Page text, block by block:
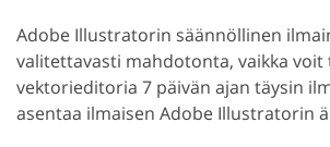
Adobe Illustratorin säännöllinen
valitettavasti mahdotonta, vaikka voit
vektorieditoria 7 päivän ajan täysin
asentaa ilmaisen Adobe Illustratorin